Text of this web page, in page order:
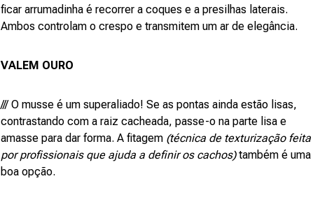
ficar arrumadinha é recorrer a coques e a presilhas laterais.
Ambos controlam o crespo e transmitem um ar de elegância.
VALEM OURO
/// O musse é um superaliado! Se as pontas ainda estão lisas,
contrastando com a raiz cacheada, passe-o na parte lisa e
amasse para dar forma. A fitagem (técnica de texturização feita
por profissionais que ajuda a definir os cachos)também é uma
boa opção.